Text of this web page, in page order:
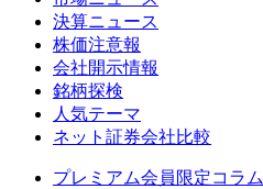
決算ニュース
株価注意報
会社開示情報
銘柄探検
人気テーマ
ネット証券会社比較
プレミアム会員限定コラム